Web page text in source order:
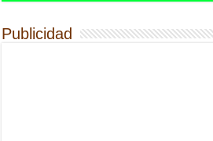
Publicidad